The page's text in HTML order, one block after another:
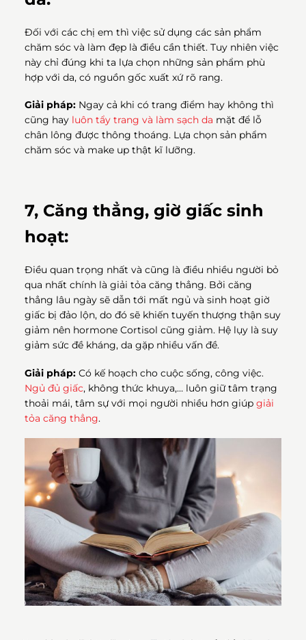
Đối với các chị em thì việc sử dụng các sản phẩm
chăm sóc và làm đẹp là điều cần thiết. Tuy nhiên việc
này chỉ đúng khi ta lựa chọn những sản phẩm phù
hợp với da, có nguồn gốc xuất xứ rõ rang.
Giải pháp: Ngay cả khi có trang điểm hay không thì
cũng hay luôn tẩy trang và làm sạch da mặt để lỗ
chân lông được thông thoáng. Lựa chọn sản phẩm
chăm sóc và make up thật kĩ lưỡng.
7, Căng thẳng, giờ giấc sinh
hoạt:
Điều quan trọng nhất và cũng là điều nhiều người bỏ
qua nhất chính là giải tỏa căng thẳng. Bởi căng
thẳng lâu ngày sẽ dẫn tới mất ngủ và sinh hoạt giờ
giấc bị đảo lộn, do đó sẽ khiến tuyến thượng thận suy
giảm nên hormone Cortisol cũng giảm. Hệ lụy là suy
giảm sức đề kháng, da gặp nhiều vấn đề.
Giải pháp: Có kế hoạch cho cuộc sống, công việc.
Ngủ đủ giấc, không thức khuya,… luôn giữ tâm trạng
thoải mái, tâm sự với mọi người nhiều hơn giúpgiải
tỏa căng thẳng.